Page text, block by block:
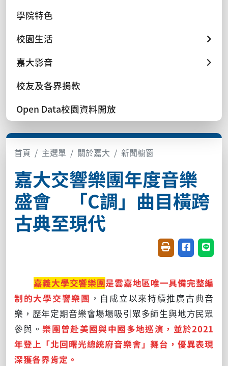
學院特色
校園生活
嘉大影音
校友及各界捐款
Open Data校園資料開放
首頁 主選單 關於嘉大 新聞櫥窗
嘉大交響樂團年度音樂
盛會 「C調」曲目橫跨
古典至現代
友善列印(開新視
分享至臉書
分享
嘉義大學交響樂團是雲嘉地區唯一具備完整編
制的大學交響樂團 ，自成立以來持續推廣古典音
樂，歷年定期音樂會場場吸引眾多師生與地方民眾
參與。樂團曾赴美國與中國多地巡演，並於2021
年登上「北回曙光總統府音樂會」舞台，優異表現
深獲各界肯定。